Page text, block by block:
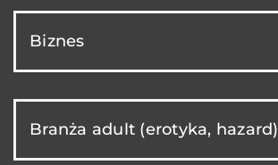
Biznes
Branża adult (erotyka, hazard)